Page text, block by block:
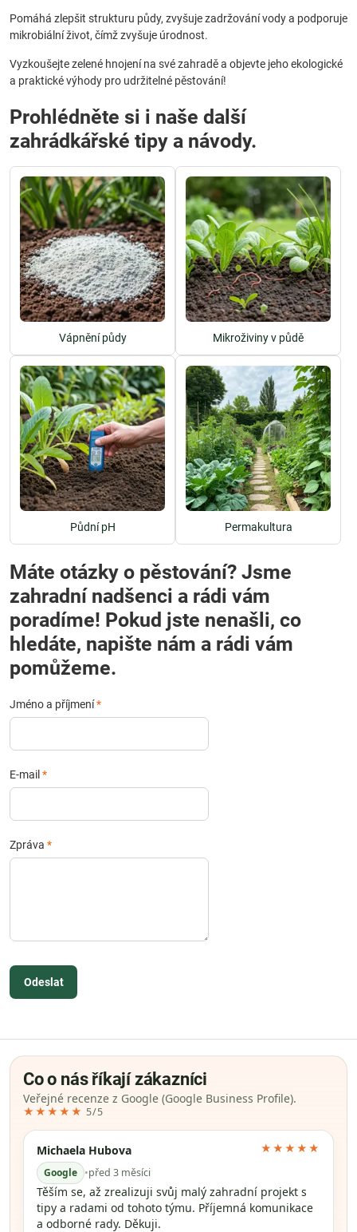
Pomáhá zlepšit strukturu půdy, zvyšuje zadržování vody a podporuje
mikrobiální život, čímž zvyšuje úrodnost.
Vyzkoušejte zelené hnojení na své zahradě a objevte jeho ekologické
a praktické výhody pro udržitelné pěstování!
Prohlédněte si i naše další
zahrádkářské tipy a návody.
Vápnění půdy Mikroživiny v půdě
Půdní pH Permakultura
Máte otázky o pěstování? Jsme
zahradní nadšenci a rádi vám
poradíme! Pokud jste nenašli, co
hledáte, napište nám a rádi vám
pomůžeme.
Jméno a příjmení*
E-mail *
Zpráva *
Odeslat
Co o nás říkají zákazníci
Veřejné recenze z Google (Google Business Profile).
★★★★★ 5/5
Michaela Hubova
Google •před 3 měsíci
★★★★★
Těším se, až zrealizuji svůj malý zahradní projekt s
tipy a radami od tohoto týmu. Příjemná komunikace
a odborné rady. Děkuji.